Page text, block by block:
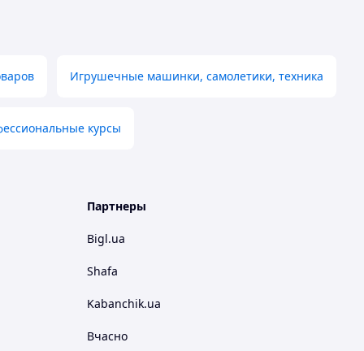
Игрушечные машинки, самолетики, техника
курсы
Партнеры
Bigl.ua
Shafa
Kabanchik.ua
Вчасно